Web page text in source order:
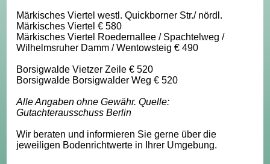
Märkisches Viertel westl. Quickborner Str./ nördl.
Märkisches Viertel € 580
Märkisches Viertel Roedernallee / Spachtelweg /
Wilhelmsruher Damm / Wentowsteig € 490
Borsigwalde Vietzer Zeile € 520
Borsigwalde Borsigwalder Weg € 520
Alle Angaben ohne Gewähr. Quelle:
Gutachterausschuss Berlin
Wir beraten und informieren Sie gerne über die
jeweiligen Bodenrichtwerte in Ihrer Umgebung.